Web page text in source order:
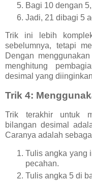
Bagi 10 dengan
Jadi, 21 dibagi 5
Trik ini lebih
sebelumnya, tetapi
Dengan
menghitung
desimal yang
Trik 4:
Trik terakhir untuk
bilangan desimal
Caranya adalah
Tulis angka yang
pecahan.
Tulis angka 5 di